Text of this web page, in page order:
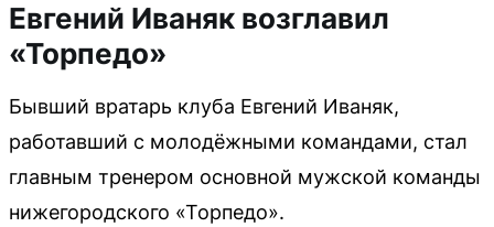
Евгений Иваняк возглавил
«Торпедо»
Бывший вратарь клуба Евгений Иваняк,
работавший с молодёжными командами, стал
главным тренером основной мужской команды
нижегородского «Торпедо».